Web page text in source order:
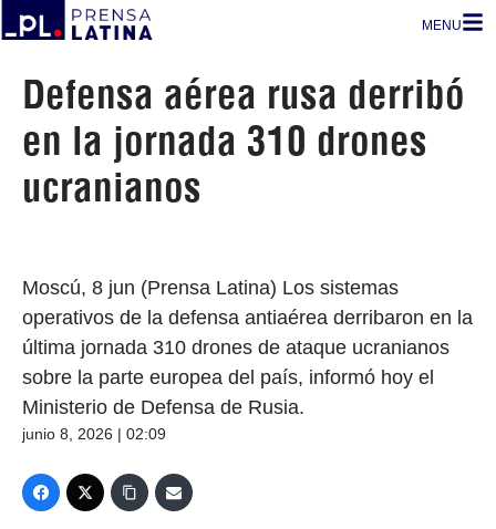
MENU
Defensa aérea rusa derribó
en la jornada 310 drones
ucranianos
Moscú, 8 jun (Prensa Latina) Los sistemas
operativos de la defensa antiaérea derribaron en la
última jornada 310 drones de ataque ucranianos
sobre la parte europea del país, informó hoy el
Ministerio de Defensa de Rusia.
junio 8, 2026 | 02:09